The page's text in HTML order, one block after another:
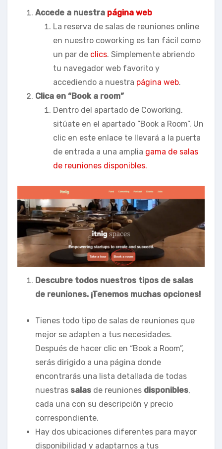
Accede a nuestra página web
La reserva de salas de reuniones online
en nuestro coworking es tan fácil como
un par de clics. Simplemente abriendo
tu navegador web favorito y
accediendo a nuestra página web.
Clica en “Book a room”
Dentro del apartado de Coworking,
sitúate en el apartado “Book a Room”. Un
clic en este enlace te llevará a la puerta
de entrada a una amplia gama de salas
de reuniones disponibles.
Descubre todos nuestros tipos de salas
de reuniones. ¡Tenemos muchas opciones!
Tienes todo tipo de salas de reuniones que
mejor se adapten a tus necesidades.
Después de hacer clic en “Book a Room”,
serás dirigido a una página donde
encontrarás una lista detallada de todas
nuestras salas de reuniones disponibles,
cada una con su descripción y precio
correspondiente.
Hay dos ubicaciones diferentes para mayor
disponibilidad y adaptarnos a tus